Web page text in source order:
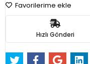
Favorilerime ekle
Hızlı Gönderi